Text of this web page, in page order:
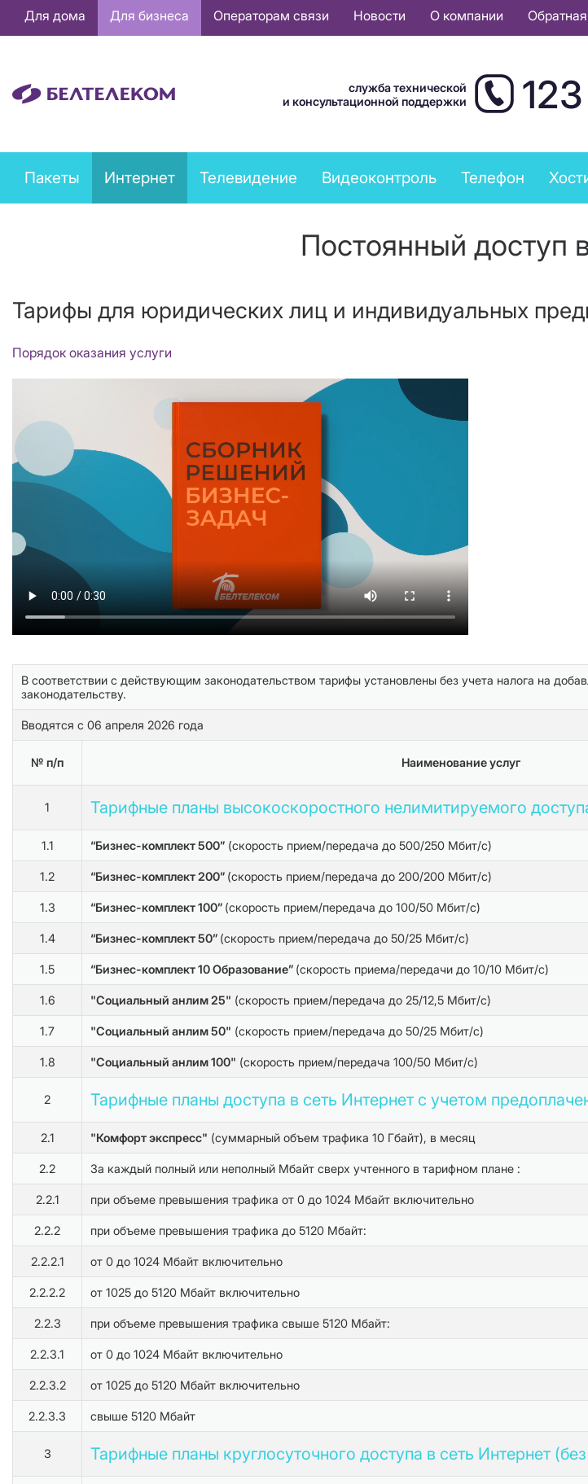
Основная
навигация
Для дома Для бизнеса Операторам связи Новости О компании
служба технической
и консультационной поддержки
123
Business
services
Пакеты Интернет Телевидение Видеоконтроль Телефон
Постоянный доступ
Тарифы для юридических лиц и индивидуальных
Порядок оказания услуги
В соответствии с действующим законодательством тарифы установлены без учета налога на
законодательству.
Вводятся с 06 апреля 2026 года
№ п/п Наименование услуг
1 Тарифные планы высокоскоростного нелимитируемого
1.1 “Бизнес-комплект 500” (скорость прием/передача до 500/250 Мбит/с)
1.2 “Бизнес-комплект 200” (скорость прием/передача до 200/200 Мбит/с)
1.3 “Бизнес-комплект 100” (скорость прием/передача до 100/50 Мбит/с)
1.4 “Бизнес-комплект 50” (скорость прием/передача до 50/25 Мбит/с)
1.5 “Бизнес-комплект 10 Образование” (скорость приема/передачи до 10/10 Мбит/с)
1.6 "Социальный анлим 25" (скорость прием/передача до 25/12,5 Мбит/с)
1.7 "Социальный анлим 50" (скорость прием/передача до 50/25 Мбит/с)
1.8 "Социальный анлим 100" (скорость прием/передача 100/50 Мбит/с)
2 Тарифные планы доступа в сеть Интернет с учетом
2.1 "Комфорт экспресс" (суммарный объем трафика 10 Гбайт), в месяц
2.2 За каждый полный или неполный Мбайт сверх учтенного в тарифном плане :
2.2.1 при объеме превышения трафика от 0 до 1024 Мбайт включительно
2.2.2 при объеме превышения трафика до 5120 Мбайт:
2.2.2.1 от 0 до 1024 Мбайт включительно
2.2.2.2 от 1025 до 5120 Мбайт включительно
2.2.3 при объеме превышения трафика свыше 5120 Мбайт:
2.2.3.1 от 0 до 1024 Мбайт включительно
2.2.3.2 от 1025 до 5120 Мбайт включительно
2.2.3.3 свыше 5120 Мбайт
3 Тарифные планы круглосуточного доступа в сеть Интернет